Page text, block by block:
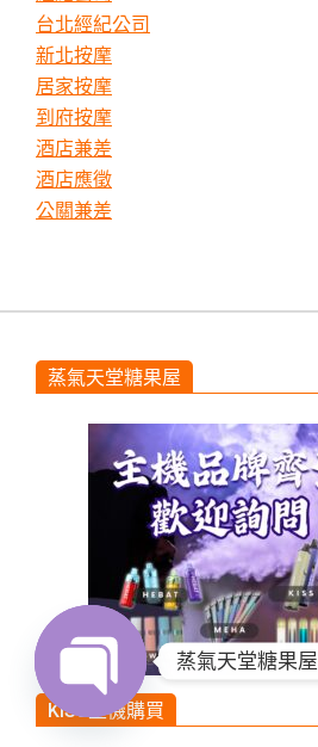
台北經紀公司
新北按摩
居家按摩
到府按摩
酒店兼差
酒店應徵
公關兼差
蒸氣天堂糖果屋
KISS主機購買
蒸氣天堂糖果屋
Open